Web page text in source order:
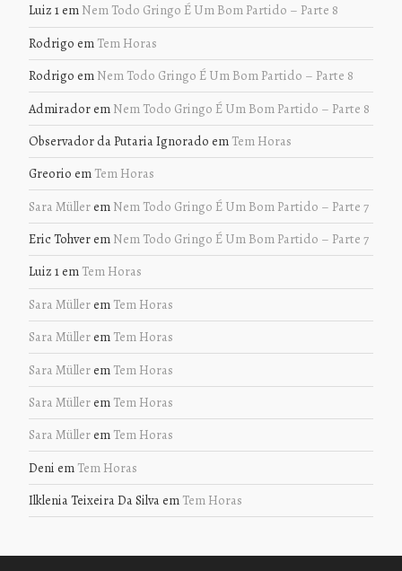
Luiz 1em Nem Todo Gringo É Um Bom Partido – Parte 8
Rodrigo em Tem Horas
Rodrigo em Nem Todo Gringo É Um Bom Partido – Parte 8
Admiradorem Nem Todo Gringo É Um Bom Partido – Parte 8
Observador da Putaria Ignorado em Tem Horas
Greorio em Tem Horas
Sara Müllerem Nem Todo Gringo É Um Bom Partido – Parte 7
Eric Tohverem Nem Todo Gringo É Um Bom Partido – Parte 7
Luiz 1em Tem Horas
Sara Müllerem Tem Horas
Sara Müllerem Tem Horas
Sara Müllerem Tem Horas
Sara Müllerem Tem Horas
Sara Müllerem Tem Horas
Deni em Tem Horas
Ilklenia Teixeira Da Silvaem Tem Horas